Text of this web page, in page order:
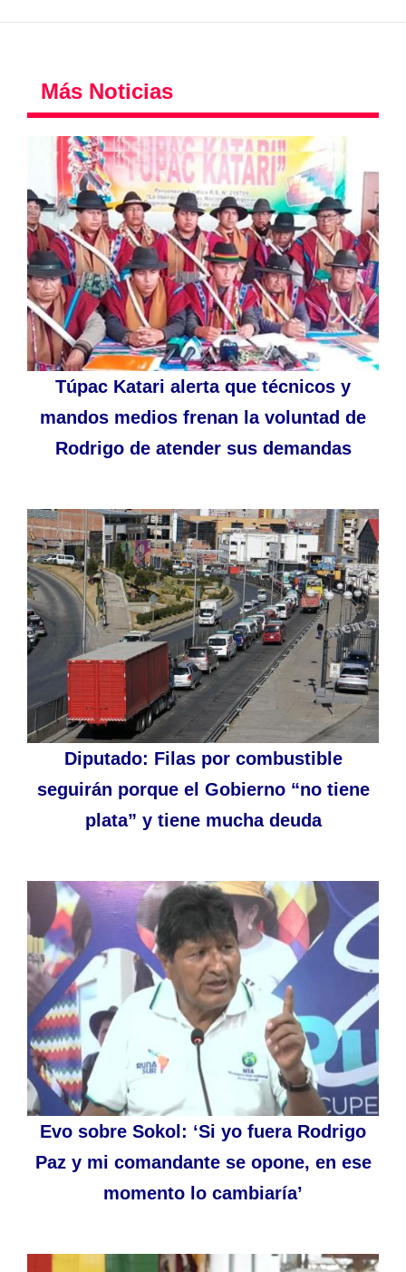
Más Noticias
Túpac Katari alerta que técnicos y
mandos medios frenan la voluntad de
Rodrigo de atender sus demandas
Diputado: Filas por combustible
seguirán porque el Gobierno “no tiene
plata” y tiene mucha deuda
Evo sobre Sokol: ‘Si yo fuera Rodrigo
Paz y mi comandante se opone, en ese
momento lo cambiaría’